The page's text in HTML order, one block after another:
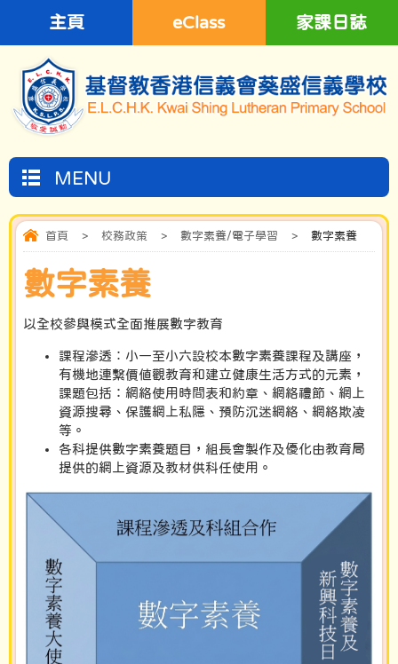
主頁 eClass 家課日誌
MENU
首頁 > 校務政策 > 數字素養/電子學習 > 數字素養
數字素養
以全校參與模式全面推展數字教育
課程滲透︰小一至小六設校本數字素養課程及講座，
有機地連繫價值觀教育和建立健康生活方式的元素，
課題包括：網絡使用時間表和約章、網絡禮節、網上
資源搜尋、保護網上私隱、預防沉迷網絡、網絡欺凌
等。
各科提供數字素養題目，組長會製作及優化由教育局
提供的網上資源及教材供科任使用。